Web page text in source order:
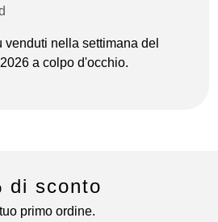
venduti nella settimana del
a colpo d'occhio.
di sconto
primo ordine.